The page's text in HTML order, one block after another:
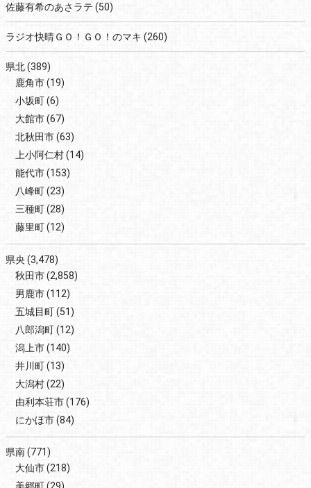
佐藤有希のあさラテ (50)
ラジオ快晴ＧＯ！ＧＯ！のマキ (260)
県北(389)
鹿角市(19)
小坂町(6)
大館市(67)
北秋田市(63)
上小阿仁村(14)
能代市(153)
八峰町(23)
三種町(28)
藤里町(12)
県央(3,478)
秋田市(2,858)
男鹿市(112)
五城目町(51)
八郎潟町(12)
潟上市(140)
井川町(13)
大潟村(22)
由利本荘市(176)
にかほ市(84)
県南(771)
大仙市(218)